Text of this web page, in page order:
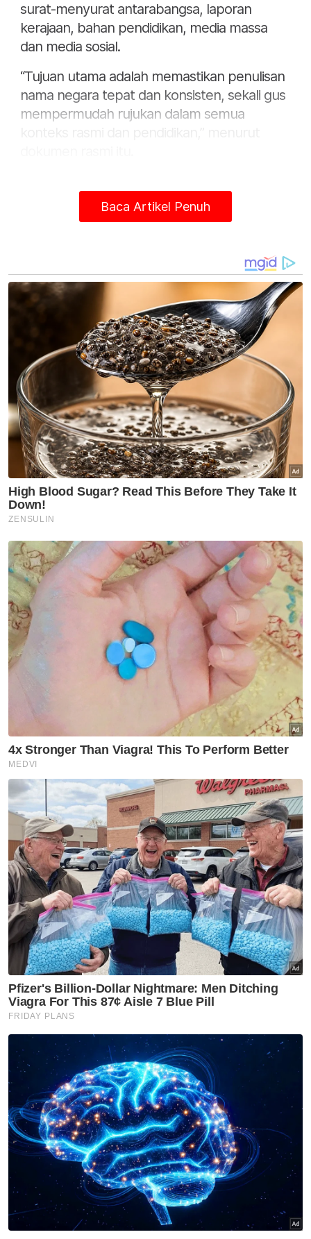
surat-menyurat antarabangsa, laporan
kerajaan, bahan pendidikan, media massa
dan media sosial.
“Tujuan utama adalah memastikan penulisan
nama negara tepat dan konsisten, sekali gus
mempermudah rujukan dalam semua
ejaan rasmi adalah: Tanjung Hijau (Cabo
Verde), Jibuti (Djibouti), Kirgistan
Paraguai (Paraguay), Slowakia (Slovakia),
Slowenia (Slovenia), Seisel (Seychelles),
SieraLioni (Sierra Leone) dan Tailan
Usaha ini juga menyasarkan penggunaan
ejaan yang konsisten dalam bahan
pendidikan, buku teks, media massa, dan
komunikasi rasmi agar rakyat dan pihak
antarabangsa dapat mengikuti rujukan yang
tepat.
Langkah Indonesia ini menonjolkan keperluan
untuk memperkemas bahasa rasmi negara
dan menunjukkan komitmen negara
terhadap ketepatan linguistik di peringkat
global.- Agensi
Artikel Berkaitan:
Cadangan tukar nama Jalan Pantai Bersih masih
dalam penelitian
Penyedia platform media sosial disaran laksana
proses eKYC guna dokumen rasmi kerajaan - Fahmi
Khairul Idham harumkan nama negara
Ringkasan AI
Indonesia memulakan usaha
menyeragamkan ejaan rasmi nama negara
untuk standardisasi di dokumen rasmi dan
komunikasi antarabangsa
Inisiatif ini berasaskan kepada dokumen
yang didaftarkan ke UNGEGN pada 2025
dengan senarai rasmi UNGEGN 2021
BIG bersama Badan Pengembangan dan
Pembinaan Bahasa dan pakar linguistik
Universiti Indonesia bertujuan
menyeragamkan penggunaan nama
negara di platform rasmi
Tujuan utama adalah memastikan
penulisan nama negara yang tepat dan
konsisten di semua konteks rasmi dan
pendidikan
Sepuluh negara mengalami perubahan
ejaan rasmi termasuk Tanjung Hijau, Jibuti,
Baca Artikel Penuh